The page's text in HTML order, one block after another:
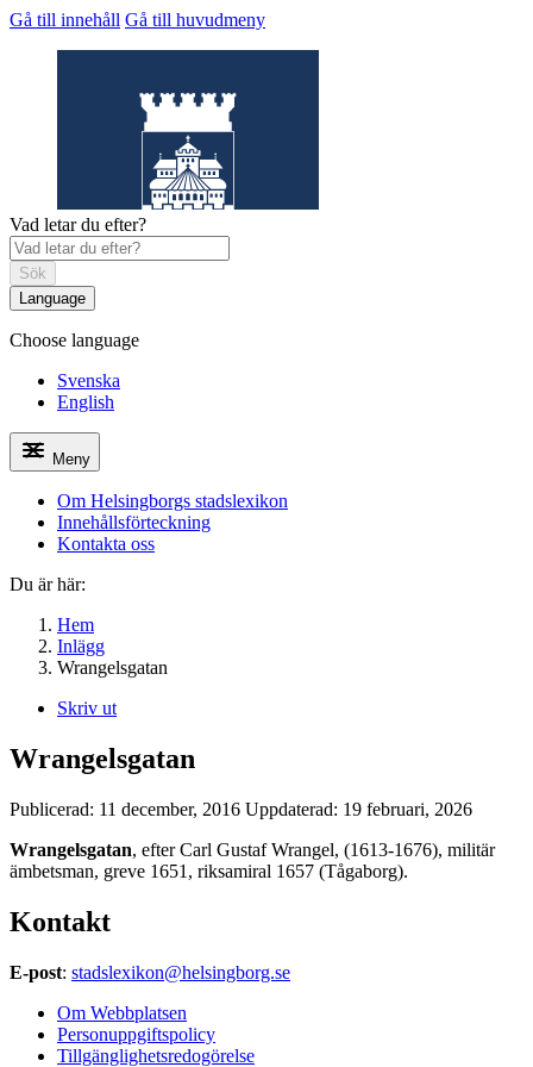
Gå till innehåll Gå till huvudmeny
Helsingborgs stadslexikon
Vad letar du efter?
Sök
Language
Choose language
Svenska
English
Meny
Om Helsingborgs stadslexikon
Innehållsförteckning
Kontakta oss
Du är här:
Hem
Inlägg
Wrangelsgatan
Skriv ut
Wrangelsgatan
Publicerad: 11 december, 2016 Uppdaterad: 19 februari, 2026
Wrangelsgatan, efter Carl Gustaf Wrangel, (1613-1676), militär
ämbetsman, greve 1651, riksamiral 1657 (Tågaborg).
Kontakt
E-post: stadslexikon@helsingborg.se
Om Webbplatsen
Personuppgiftspolicy
Tillgänglighetsredogörelse